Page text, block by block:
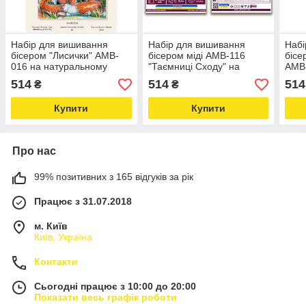
Набір для вишивання
бісером "Лисички" AMB-
016 на натуральному
полотні, розмір міді
Love&Life -online-
multimarket-
514 ₴
Купити
Набір для вишивання
бісером міді AMB-116
"Таємниці Сходу" на
натуральному полотні
Love&Life -online-
multimarket-
514₴
Купити
см
514
Про нас
99% позитивних з 165 відгуків за рік
Працює з 31.07.2018
м. Київ
Київ, Україна
Контакти
Сьогодні працює з 10:00 до 20:00
Показати весь графік роботи